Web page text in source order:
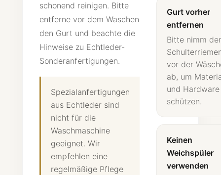
schonend reinigen. Bitte
entferne vor dem Waschen
den Gurt und beachte die
Hinweise zu Echtleder-
Sonderanfertigungen.
Spezialanfertigungen
aus Echtleder sind
nicht für die
Waschmaschine
geeignet. Wir
empfehlen eine
regelmäßige Pflege
Gurt vorher
entfernen
Bitte nimm
vor der
ab, um
und
schützen.
Keinen
Weichspüler
verwenden